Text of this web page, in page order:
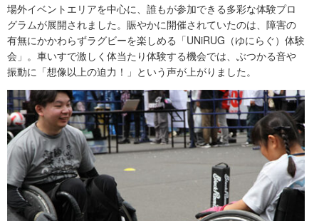
場外イベントエリアを中心に、誰もが参加できる多彩な体験プロ
グラムが展開されました。賑やかに開催されていたのは、障害の
有無にかかわらずラグビーを楽しめる「UNiRUG（ゆにらぐ）体験
会」。車いすで激しく体当たり体験する機会では、ぶつかる音や
振動に「想像以上の迫力！」という声が上がりました。